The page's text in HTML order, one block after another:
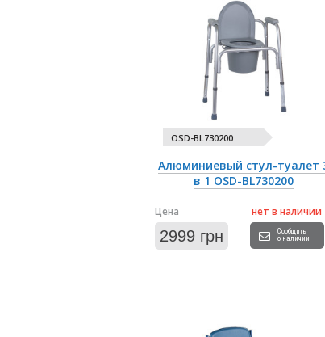
OSD-BL730200
Алюминиевый стул-туалет
в 1 OSD-BL730200
нет в наличии
Сообщить
о наличии
Цена
2999 грн